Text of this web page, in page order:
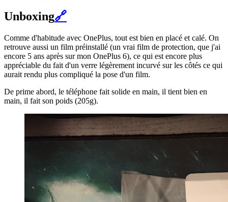
Unboxing🔗
Comme d'habitude avec OnePlus, tout est bien en placé et calé. On
retrouve aussi un film préinstallé (un vrai film de protection, que j'ai
encore 5 ans après sur mon OnePlus 6), ce qui est encore plus
appréciable du fait d'un verre légèrement incurvé sur les côtés ce qui
aurait rendu plus compliqué la pose d'un film.
De prime abord, le téléphone fait solide en main, il tient bien en
main, il fait son poids (205g).